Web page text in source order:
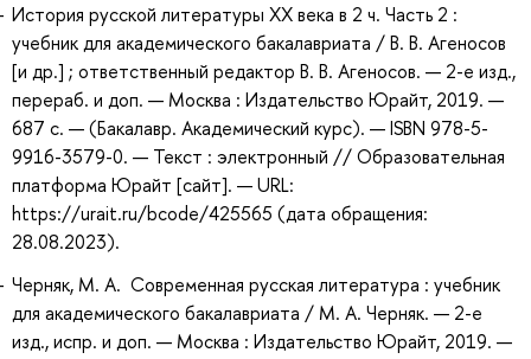
История русской литературы XX века в 2 ч. Часть 2 :
учебник для академического бакалавриата / В. В. Агеносов
[и др.] ; ответственный редактор В. В. Агеносов. — 2-е изд.,
перераб. и доп. — Москва : Издательство Юрайт, 2019. —
687 с. — (Бакалавр. Академический курс). — ISBN 978-5-
9916-3579-0. — Текст : электронный // Образовательная
платформа Юрайт [сайт]. — URL:
https://urait.ru/bcode/425565 (дата обращения:
28.08.2023).
Черняк, М. А. Современная русская литература : учебник
для академического бакалавриата / М. А. Черняк. — 2-е
изд., испр. и доп. — Москва : Издательство Юрайт, 2019. —